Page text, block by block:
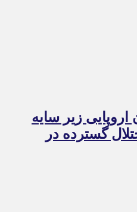
زیر سایه
گسترده در